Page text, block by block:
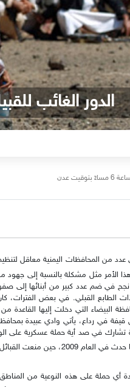
الدور الغائب
من المحافظات اليمنية معاقل
الأمر مثل مشكلة بالنسبة إلى
نجح في ضم عدد كبير من أبنائها إلى
القبلي. في بعض الفترات، كان
البيضاء التي دخلت إليها القاعدة
في رداع، يأتي وادي عبيدة
تشارك في صد أية حملة عسكرية على
أمنية لملاحقة عناصر "إرهابية".
أي حملة على هذه النوعية من